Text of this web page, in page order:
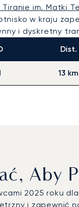
im. Matki
w kraju
i dyskretny
Dist.
13 km
Aby
2025 roku
i zapewnić